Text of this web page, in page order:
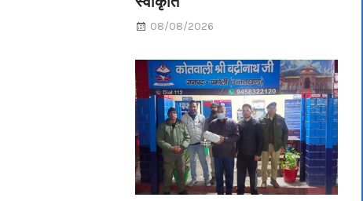
08/08/2026